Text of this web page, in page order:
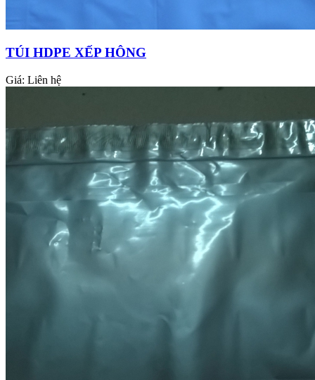
TÚI HDPE XẾP HÔNG
Giá: Liên hệ